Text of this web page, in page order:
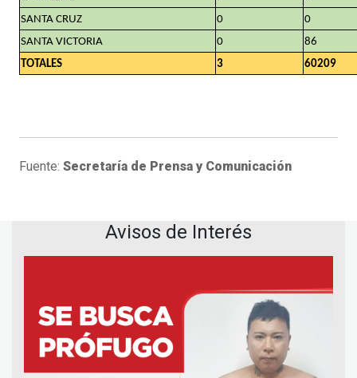
SANTA CRUZ
0
0
SANTA VICTORIA
0
86
TOTALES
3 60209
Fuente: Secretaría de Prensa y Comunicación
Avisos de Interés